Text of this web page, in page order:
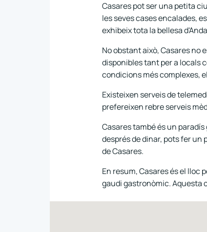
Casares pot ser una petita
les seves cases encalades,
exhibeix tota la bellesa
No obstant això, Casares
disponibles tant per a locals
condicions més complexes,
Existeixen serveis de
prefereixen rebre serveis
Casares també és un
després de dinar, pots fer un
de Casares.
En resum, Casares és el
gaudi gastronòmic.